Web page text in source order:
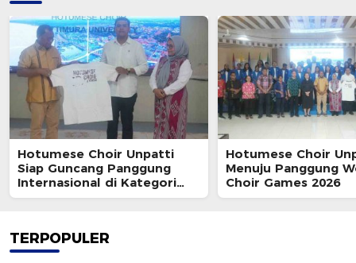
Hotumese Choir Unpatti
Siap Guncang Panggung
Internasional di Kategori
Gospel & Pop
Hotumese Choir
Menuju Panggung
Choir Games 2026
TERPOPULER